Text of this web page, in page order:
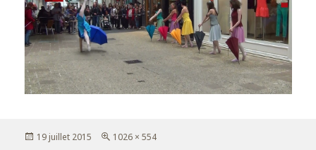
Publié
19 juillet 2015
Taille
1026 × 554